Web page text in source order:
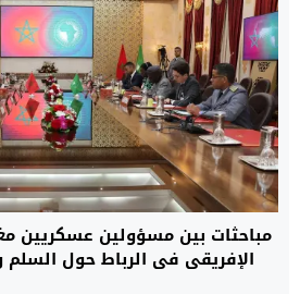
مباحثات بين مسؤولين عسكريين
الإفريقي في الرباط حول السلم